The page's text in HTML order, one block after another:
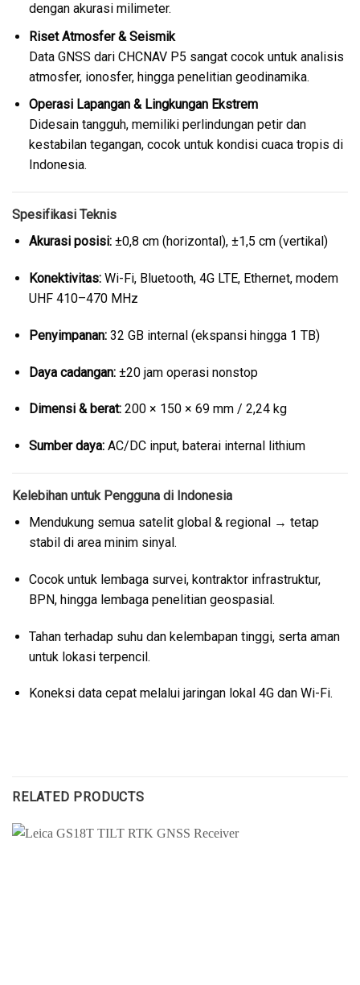
dengan akurasi milimeter.
Riset Atmosfer & Seismik
Data GNSS dari CHCNAV P5 sangat cocok untuk analisis
atmosfer, ionosfer, hingga penelitian geodinamika.
Operasi Lapangan & Lingkungan Ekstrem
Didesain tangguh, memiliki perlindungan petir dan
kestabilan tegangan, cocok untuk kondisi cuaca tropis di
Indonesia.
Spesifikasi Teknis
Akurasi posisi:±0,8 cm (horizontal), ±1,5 cm (vertikal)
Konektivitas:Wi-Fi, Bluetooth, 4G LTE, Ethernet, modem
UHF 410–470 MHz
Penyimpanan:32 GB internal (ekspansi hingga 1 TB)
Daya cadangan:±20 jam operasi nonstop
Dimensi & berat:200 × 150 × 69 mm / 2,24 kg
Sumber daya:AC/DC input, baterai internal lithium
Kelebihan untuk Pengguna di Indonesia
Mendukung semua satelit global & regional → tetap
stabil di area minim sinyal.
Cocok untuk lembaga survei, kontraktor infrastruktur,
BPN, hingga lembaga penelitian geospasial.
Tahan terhadap suhu dan kelembapan tinggi, serta aman
untuk lokasi terpencil.
Koneksi data cepat melalui jaringan lokal 4G dan Wi-Fi.
RELATED PRODUCTS